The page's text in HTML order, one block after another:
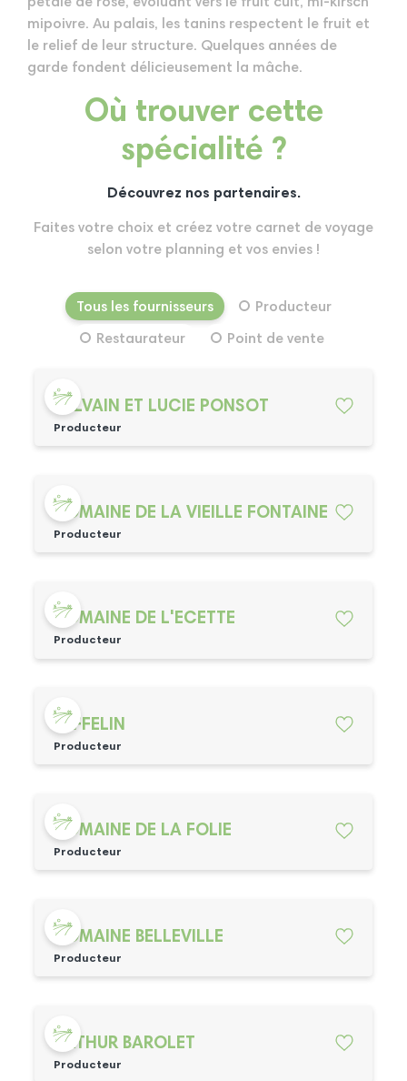
mipoivre. Au palais, les tanins respectent le fruit et
le relief de leur structure. Quelques années de
garde fondent délicieusement la mâche.
Où trouver cette
spécialité ?
Découvrez nos partenaires.
Faites votre choix et créez votre carnet de voyage
selon votre planning et vos envies !
Tous les fournisseurs Producteur
Restaurateur Point de vente
SYLVAIN ET LUCIE PONSOT
Producteur
DOMAINE DE LA VIEILLE FONTAINE
Producteur
DOMAINE DE L'ECETTE
Producteur
JAFFELIN
Producteur
DOMAINE DE LA FOLIE
Producteur
DOMAINE BELLEVILLE
Producteur
ARTHUR BAROLET
Producteur